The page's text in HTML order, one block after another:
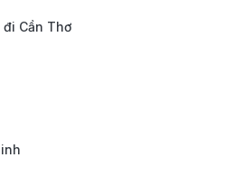
lý tưởng nhất để đến thăm
hợp cho các hoạt động tham
kéo dài từ tháng 11 đến
mưa lớn bất chợt, tuy nhiên,
Cần Thơ